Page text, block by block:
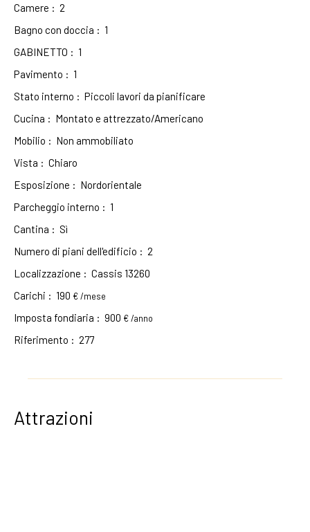
Camere : 2
Bagno con doccia : 1
GABINETTO : 1
Pavimento : 1
Stato interno : Piccoli lavori da pianificare
Cucina : Montato e attrezzato/Americano
Mobilio : Non ammobiliato
Vista : Chiaro
Esposizione : Nordorientale
Parcheggio interno : 1
Cantina : Sì
Numero di piani dell'edificio : 2
Localizzazione : Cassis 13260
Carichi : 190 € /mese
Imposta fondiaria : 900 € /anno
Riferimento : 277
Attrazioni